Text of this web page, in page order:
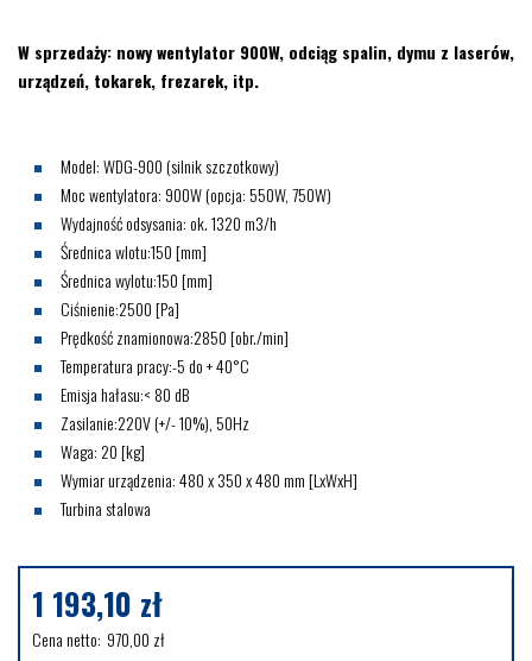
W sprzedaży: nowy wentylator 900W, odciąg spalin, dymu z laserów,
urządzeń, tokarek, frezarek, itp.
Model: WDG-900 (silnik szczotkowy)
Moc wentylatora: 900W (opcja: 550W, 750W)
Wydajność odsysania: ok. 1320 m3/h
Średnica wlotu:150 [mm]
Średnica wylotu:150 [mm]
Ciśnienie:2500 [Pa]
Prędkość znamionowa:2850 [obr./min]
Temperatura pracy:-5 do + 40°C
Emisja hałasu:< 80 dB
Zasilanie:220V (+/- 10%), 50Hz
Waga: 20 [kg]
Wymiar urządzenia: 480 x 350 x 480 mm [LxWxH]
Turbina stalowa
1 193,10 zł
Cena netto: 970,00 zł